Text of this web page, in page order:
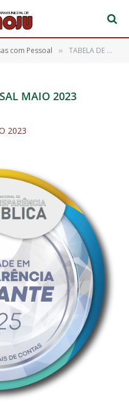
com Pessoal » TABELA DE CARGOS E SAL MAIO 2023
MAIO 2023
2023